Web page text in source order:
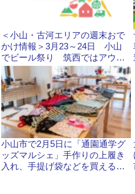
＜小山・古河エリアの週末おで
かけ情報＞3月23～24日 小山
でビール祭り 筑西ではアウト
ドアイベント
小山市で2月5日に「通園通学グ
ッズマルシェ」手作りの上履き
入れ、手提げ袋などを買えるチ